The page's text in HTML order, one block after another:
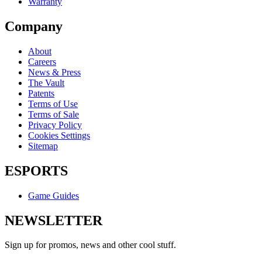
Company
About
Careers
News & Press
The Vault
Patents
Terms of Use
Terms of Sale
Privacy Policy
Cookies Settings
Sitemap
ESPORTS
Game Guides
NEWSLETTER
Sign up for promos, news and other cool stuff.